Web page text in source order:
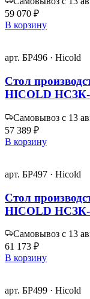
59 070 ₽
В корзину
арт. БР496 · Hicold
Стол
HICOLD НСЗК-
Самовывоз с 13
57 389 ₽
В корзину
арт. БР497 · Hicold
Стол
HICOLD НСЗК-
Самовывоз с 13
61 173 ₽
В корзину
арт. БР499 · Hicold